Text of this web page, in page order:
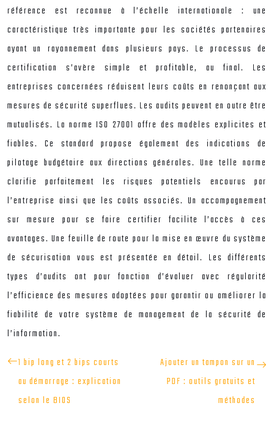
référence est reconnue à l’échelle internationale : une
caractéristique très importante pour les sociétés partenaires
ayant un rayonnement dans plusieurs pays. Le processus de
certification s’avère simple et profitable, au final. Les
entreprises concernées réduisent leurs coûts en renonçant aux
mesures de sécurité superflues. Les audits peuvent en outre être
mutualisés. La norme ISO 27001 offre des modèles explicites et
fiables. Ce standard propose également des indications de
pilotage budgétaire aux directions générales. Une telle norme
clarifie parfaitement les risques potentiels encourus par
l’entreprise ainsi que les coûts associés. Un accompagnement
sur mesure pour se faire certifier facilite l’accès à ces
avantages. Une feuille de route pour la mise en œuvre du système
de sécurisation vous est présentée en détail. Les différents
types d’audits ont pour fonction d’évaluer avec régularité
l’efficience des mesures adoptées pour garantir ou améliorer la
fiabilité de votre système de management de la sécurité de
l’information.
1 bip long et 2 bips courts
au démarrage : explication
selon le BIOS
Ajouter un tampon sur un
PDF : outils gratuits et
méthodes